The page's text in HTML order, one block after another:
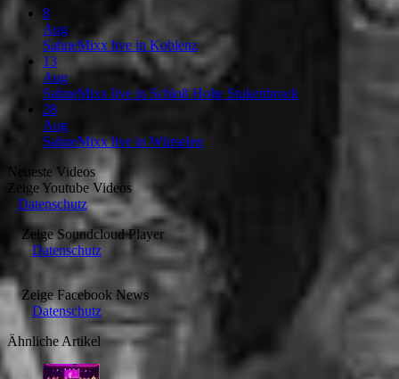
8
Aug
SahneMixx live in Koblenz
13
Aug
SahneMixx live in Schloß Holte Stukenbrock
28
Aug
SahneMixx live in Würselen
Neueste Videos
ZeigeYoutube Videos
Datenschutz
ZeigeSoundcloud Player
Datenschutz
ZeigeFacebook News
Datenschutz
Ähnliche Artikel